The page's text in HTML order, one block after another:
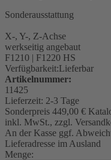
Sonderausstattung
X-, Y-, Z-Achse
werkseitig angebaut
F1210 | F1220 HS
Verfügbarkeit:Lieferbar
Artikelnummer:
11425
Lieferzeit: 2-3 Tage
Sonderpreis 449,00 €
inkl. MwSt., zzgl.
An der Kasse ggf.
Lieferadresse im Ausland
Menge: